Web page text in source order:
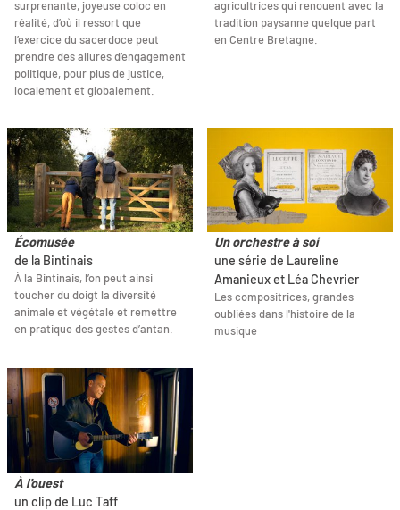
surprenante, joyeuse coloc en
réalité, d’où il ressort que
l’exercice du sacerdoce peut
prendre des allures d’engagement
politique, pour plus de justice,
localement et globalement.
agricultrices qui renouent avec la
tradition paysanne quelque part
en Centre Bretagne.
Écomusée
de la Bintinais
À la Bintinais, l’on peut ainsi
toucher du doigt la diversité
animale et végétale et remettre
en pratique des gestes d’antan.
Un orchestre à soi
une série de Laureline
Amanieux et Léa Chevrier
Les compositrices, grandes
oubliées dans l'histoire de la
musique
À l'ouest
un clip de Luc Taff